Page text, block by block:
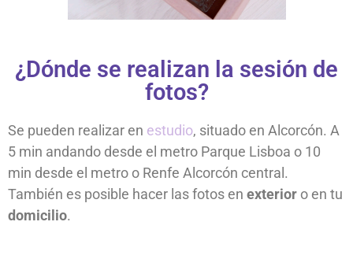
¿Dónde se realizan la sesión de
fotos?
Se pueden realizar en estudio, situado en Alcorcón. A
5 min andando desde el metro Parque Lisboa o 10
min desde el metro o Renfe Alcorcón central.
También es posible hacer las fotos en exterior o en tu
domicilio.